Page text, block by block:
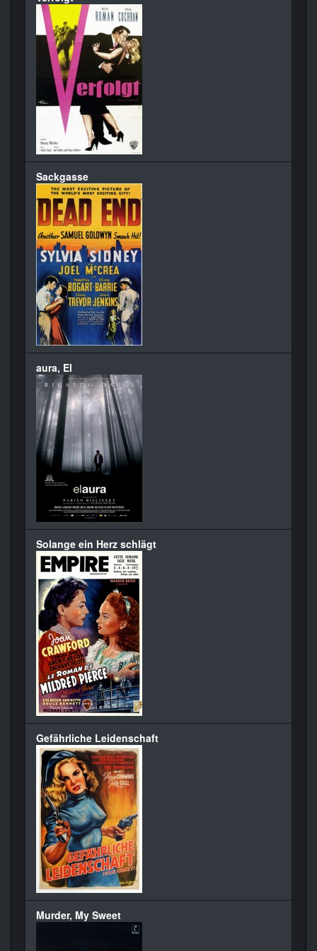
Sackgasse
aura, El
Solange ein Herz schlägt
Gefährliche Leidenschaft
Murder, My Sweet